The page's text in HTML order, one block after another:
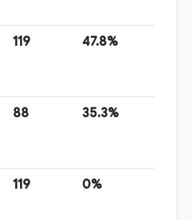
119 47.8%
88 35.3%
119 0%